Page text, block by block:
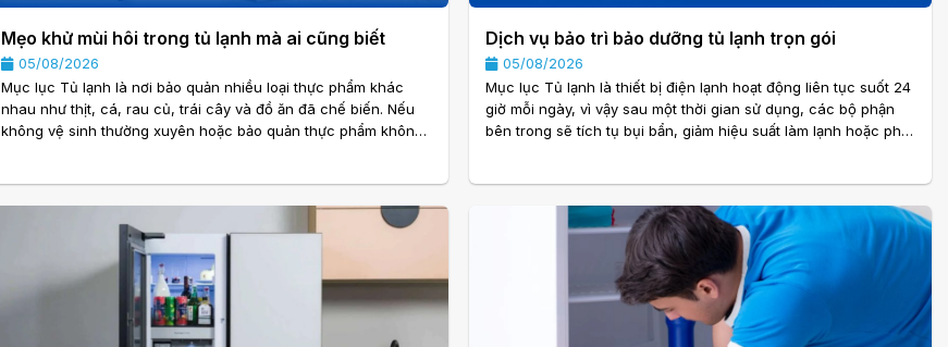
Mẹo khử mùi hôi trong tủ lạnh mà ai cũng biết
05/08/2026
Mục lục Tủ lạnh là nơi bảo quản nhiều loại thực phẩm khác
nhau như thịt, cá, rau củ, trái cây và đồ ăn đã chế biến. Nếu
không vệ sinh thường xuyên hoặc bảo quản thực phẩm không
biết sẽ giúp bạn giữ cho tủ lạnh luôn sạch sẽ, thơm mát và
hoạt động hiệu quả. Trong bài. . .
Dịch vụ bảo trì bảo dưỡng tủ lạnh trọn gói
05/08/2026
Mục lục Tủ lạnh là thiết bị điện lạnh hoạt động liên tục suốt 24
giờ mỗi ngày, vì vậy sau một thời gian sử dụng, các bộ phận
bên trong sẽ tích tụ bụi bẩn, giảm hiệu suất làm lạnh hoặc phát
sinh chi phí sửa chữa lớn. Đó là lý do Dịch vụ bảo trì bảo
dưỡng tủ lạnh trọn. . .